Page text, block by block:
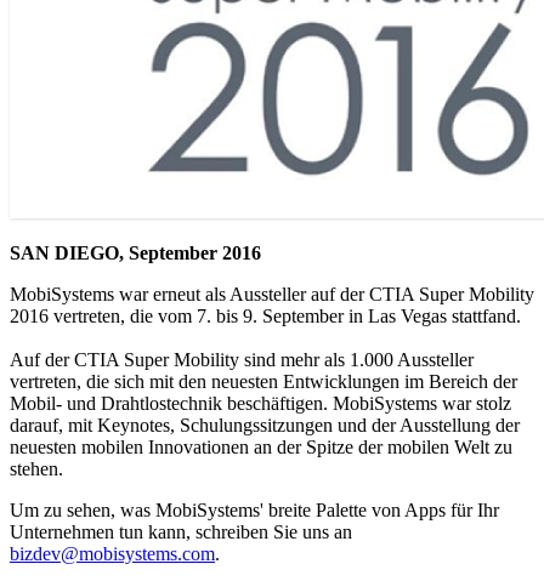
SAN DIEGO, September 2016
MobiSystems war erneut als Aussteller auf der CTIA Super Mobility
2016 vertreten, die vom 7. bis 9. September in Las Vegas stattfand.
Auf der CTIA Super Mobility sind mehr als 1.000 Aussteller
vertreten, die sich mit den neuesten Entwicklungen im Bereich der
Mobil- und Drahtlostechnik beschäftigen. MobiSystems war stolz
darauf, mit Keynotes, Schulungssitzungen und der Ausstellung der
neuesten mobilen Innovationen an der Spitze der mobilen Welt zu
stehen.
Um zu sehen, was MobiSystems' breite Palette von Apps für Ihr
Unternehmen tun kann, schreiben Sie uns an
bizdev@mobisystems.com.